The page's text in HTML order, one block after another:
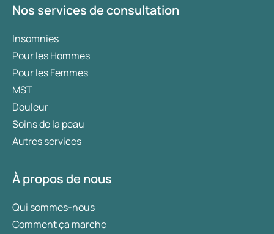
Nos services de consultation
Insomnies
Pour les Hommes
Pour les Femmes
MST
Douleur
Soins de la peau
Autres services
À propos de nous
Qui sommes-nous
Comment ça marche